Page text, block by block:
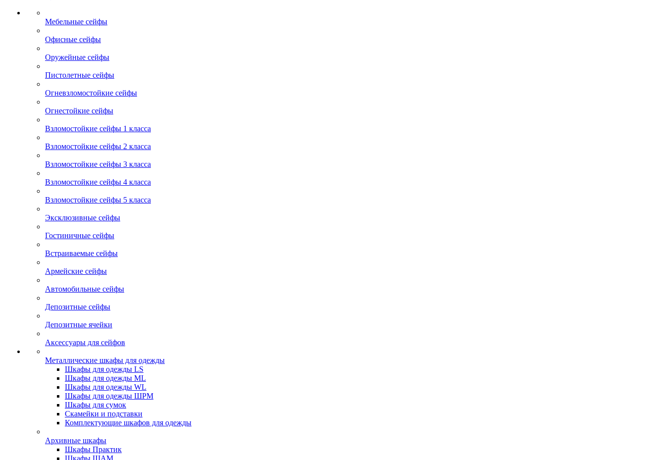
Мебельные сейфы
Офисные сейфы
Оружейные сейфы
Пистолетные сейфы
Огневзломостойкие сейфы
Огнестойкие сейфы
Взломостойкие сейфы 1 класса
Взломостойкие сейфы 2 класса
Взломостойкие сейфы 3 класса
Взломостойкие сейфы 4 класса
Взломостойкие сейфы 5 класса
Эксклюзивные сейфы
Гостиничные сейфы
Встраиваемые сейфы
Армейские сейфы
Автомобильные сейфы
Депозитные сейфы
Депозитные ячейки
Аксессуары для сейфов
Металлические шкафы для одежды
Шкафы для одежды LS
Шкафы для одежды ML
Шкафы для одежды WL
Шкафы для одежды ШРМ
Шкафы для сумок
Скамейки и подставки
Комплектующие шкафов для одежды
Архивные шкафы
Шкафы Практик
Шкафы ШАМ